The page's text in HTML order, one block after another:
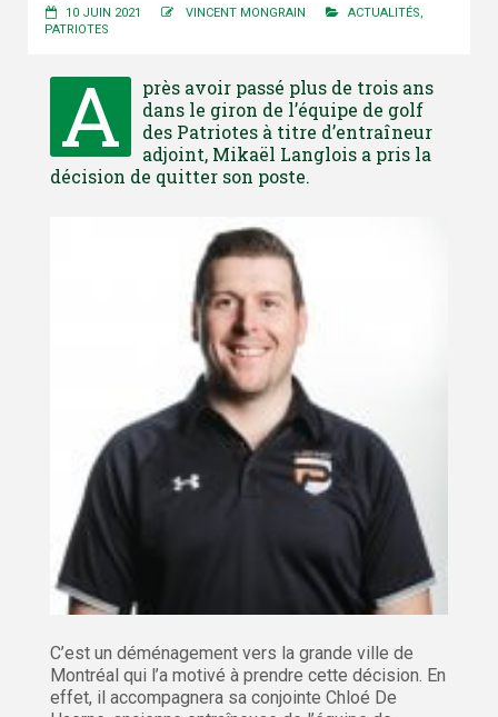
10 JUIN 2021 VINCENT MONGRAIN ACTUALITÉS,
PATRIOTES
A
près avoir passé plus de trois ans
dans le giron de l’équipe de golf
des Patriotes à titre d’entraîneur
adjoint, Mikaël Langlois a pris la
décision de quitter son poste.
C’est un déménagement vers la grande ville de
Montréal qui l’a motivé à prendre cette décision. En
effet, il accompagnera sa conjointe Chloé De